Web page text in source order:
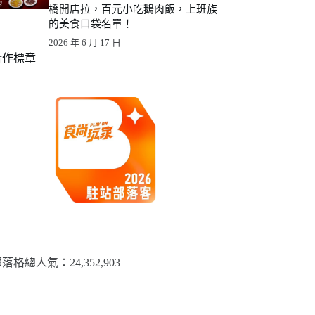
橋開店拉，百元小吃鵝肉飯，上班族
的美食口袋名單！
2026 年 6 月 17 日
作標章
格總人氣：​24,352,903